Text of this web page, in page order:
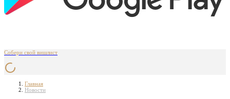
Собери свой вишлист
Главная
Новости